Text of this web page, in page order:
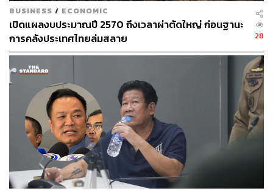
พัฒนาประเทศตามที่หาเสียงไว้ 19.15%
ขณะที่ความคาดหวังต่อการทำงานของฝ่ายค้าน คือการทำ
หน้าที่ตรวจสอบการทุจริตและการใช้งบประมาณของรัฐบาล
ที่ 44.37% รองลงมาคือ ขอให้ฝ่ายค้านตั้งใจปฏิบัติหน้าที่
อย่างเต็มที่ ยึดมั่นในหลักการ 34.57% และเป็นปากเสียงให้
ประชาชน 21.06%
ดัชนีดิ่งลงทุกมิติ สะท้อนรัฐบาลขาดทางแก้เป็นรูป
ธรรม
BUSINESS / ECONOMIC
เปิดแผลงบประมาณปี 2570 ถึงเวลาผ่าตัดใหญ่ ก่อนฐานะ
การคลังประเทศไทยล่มสลาย
28